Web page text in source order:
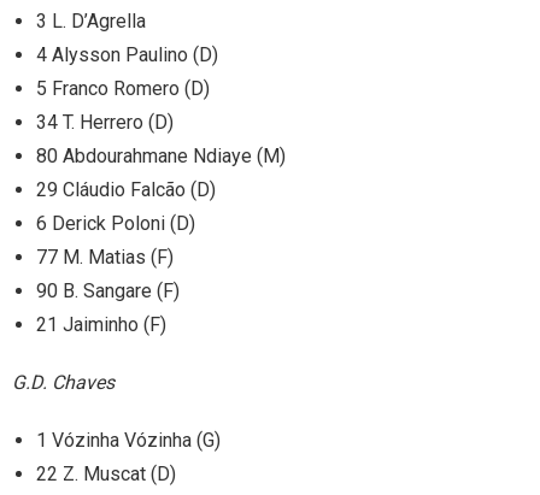
3 L. D’Agrella
4 Alysson Paulino (D)
5 Franco Romero (D)
34 T. Herrero (D)
80 Abdourahmane Ndiaye (M)
29 Cláudio Falcão (D)
6 Derick Poloni (D)
77 M. Matias (F)
90 B. Sangare (F)
21 Jaiminho (F)
G.D. Chaves
1 Vózinha Vózinha (G)
22 Z. Muscat (D)